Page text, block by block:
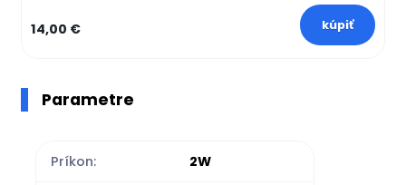
14,00 €
Parametre
Príkon: 2W